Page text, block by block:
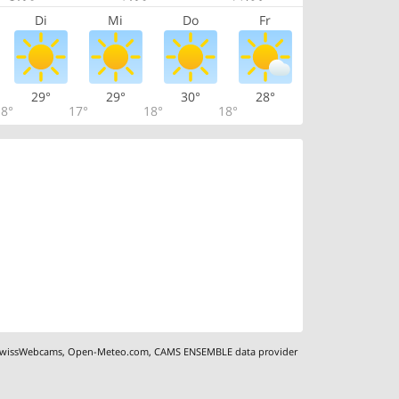
Di Mi Do Fr
29°
17°
29°
18°
30°
18°
28°
,Open-Meteo.com,CAMS ENSEMBLE data provider